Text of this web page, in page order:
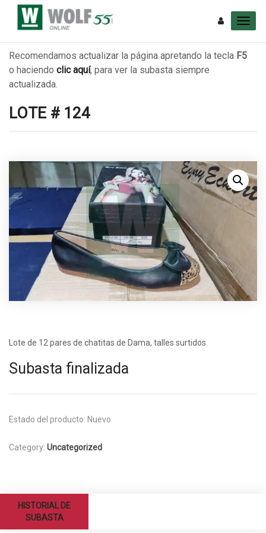
Recomendamos actualizar la página apretando la tecla F5
o haciendo clic aquí, para ver la subasta siempre
actualizada.
LOTE # 124
Lote de 12 pares de chatitas de Dama, talles surtidos
Subasta finalizada
Estado del producto: Nuevo
Category: Uncategorized
HISTORIAL DE
SUBASTA